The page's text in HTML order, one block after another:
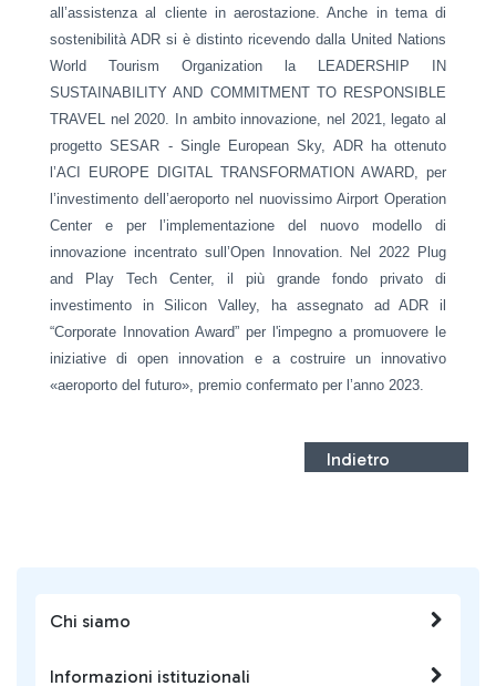
Chi siamo
Informazioni istituzionali
all’assistenza al cliente in aerostazione. Anche in tema di
sostenibilità ADR si è distinto ricevendo dalla United Nations
World Tourism Organization la LEADERSHIP IN
SUSTAINABILITY AND COMMITMENT TO RESPONSIBLE
TRAVEL nel 2020. In ambito innovazione, nel 2021, legato al
progetto SESAR - Single European Sky, ADR ha ottenuto
l’ACI EUROPE DIGITAL TRANSFORMATION AWARD, per
l’investimento dell’aeroporto nel nuovissimo Airport Operation
Center e per l’implementazione del nuovo modello di
innovazione incentrato sull’Open Innovation. Nel 2022 Plug
and Play Tech Center, il più grande fondo privato di
investimento in Silicon Valley, ha assegnato ad ADR il
“Corporate Innovation Award” per l'impegno a promuovere le
iniziative di open innovation e a costruire un innovativo
«aeroporto del futuro», premio confermato per l’anno 2023.
Indietro